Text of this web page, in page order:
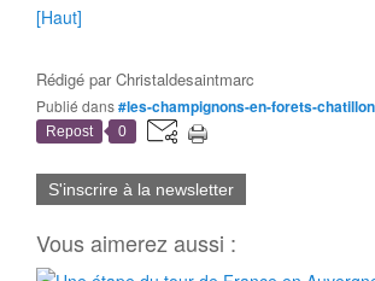
[Haut]
Rédigé parChristaldesaintmarc
Publié dans#les-champignons-en-forets-
Repost 0
S'inscrire à la newsletter
Vous aimerez aussi :